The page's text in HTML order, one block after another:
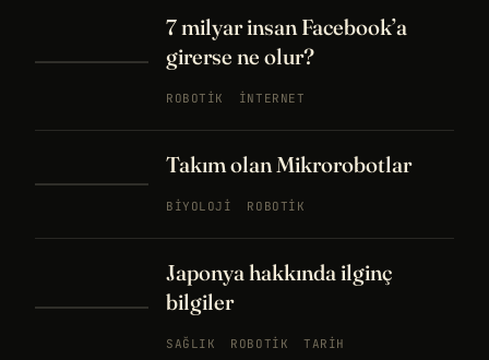
7 milyar insan Facebook’a
girerse ne olur?
ROBOTIK İNTERNET
Takım olan Mikrorobotlar
BIYOLOJI ROBOTIK
Japonya hakkında ilginç
bilgiler
SAĞLIK ROBOTIK TARIH